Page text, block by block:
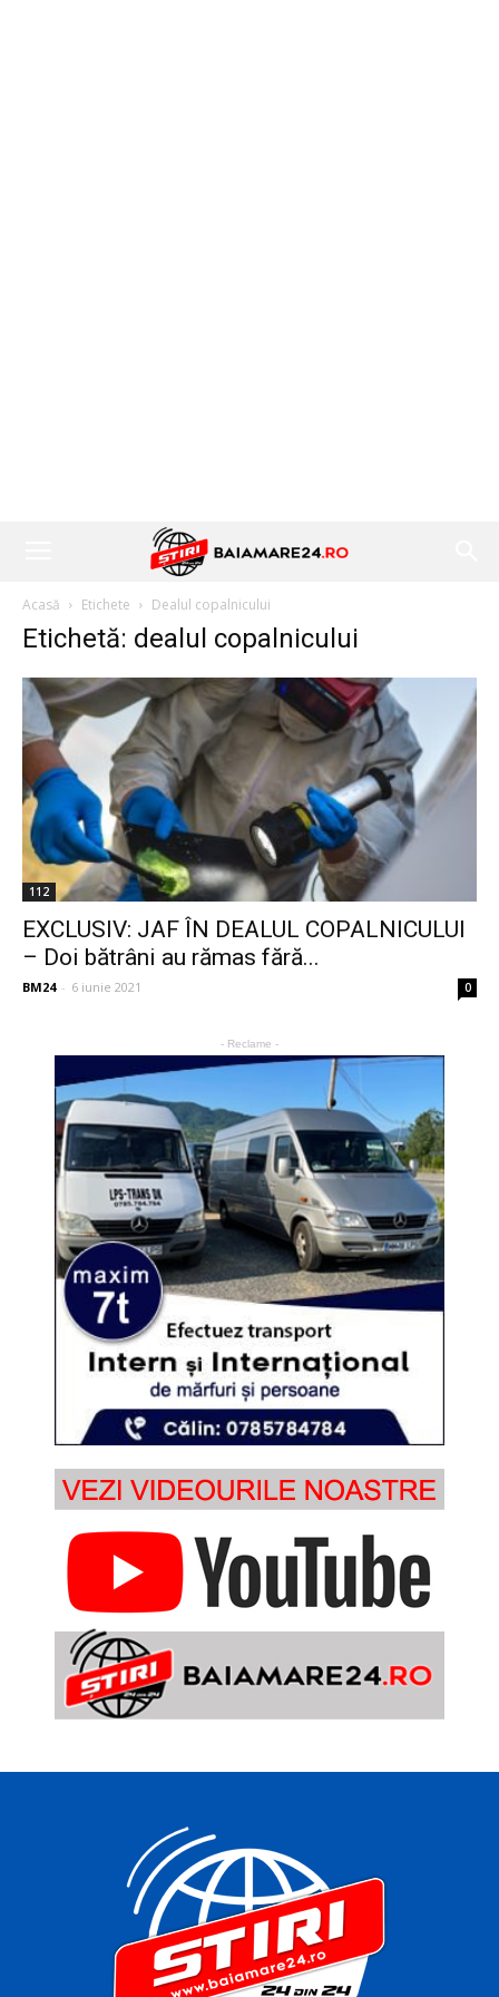
Acasă Etichete Dealul copalnicului
Etichetă: dealul copalnicului
112
EXCLUSIV: JAF ÎN DEALUL COPALNICULUI
– Doi bătrâni au rămas fără...
BM24 - 6 iunie 2021 0
- Reclame -